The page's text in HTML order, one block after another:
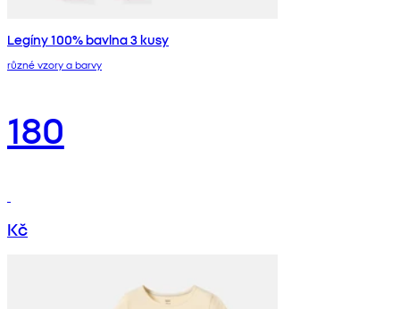
Legíny 100% bavlna 3 kusy
různé vzory a barvy
180
Kč